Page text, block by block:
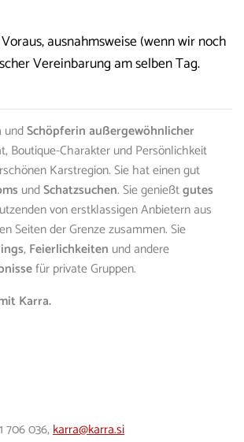
ausnahmsweise (wenn wir noch
Vereinbarung am selben Tag.
undSchöpferin außergewöhnlicher
Boutique-Charakter und Persönlichkeit
Karstregion. Sie hat einen gut
undSchatzsuchen. Sie genießtgutes
von erstklassigen Anbietern aus
Seiten der Grenze zusammen. Sie
,Feierlichkeiten und andere
für private Gruppen.
Karra.
706 036,karra@karra.si